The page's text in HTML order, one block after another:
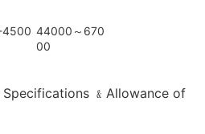
44000～670
00
Specifications ﹠Allowance of